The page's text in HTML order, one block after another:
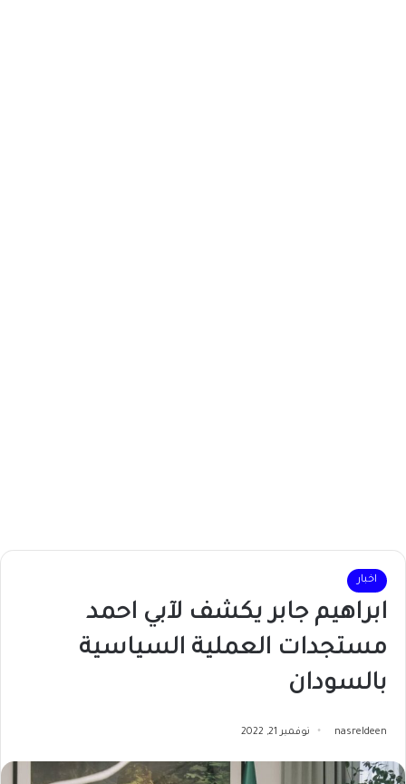
اخبار
ابراهيم جابر يكشف لآبي احمد
مستجدات العملية السياسية
بالسودان
nasreldeen نوفمبر 21, 2022